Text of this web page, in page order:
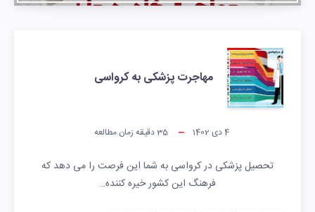
مهاجرت پزشکی به کرواسی
4 دی 1402 35دقیقه زمان مطالعه
تحصیل پزشکی در کرواسی به شما این فرصت را می دهد که
فرهنگ این کشور خیره کننده…